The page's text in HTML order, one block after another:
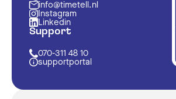
info@timetell.nl
Instagram
Linkedin
Support
070-311 48 10
supportportal